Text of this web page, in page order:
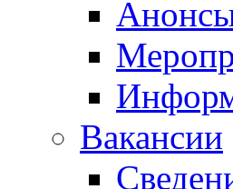
Вакансии